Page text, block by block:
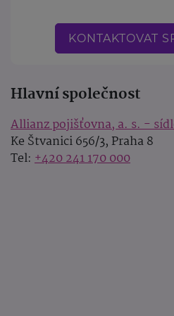
KONTAKTOVAT
Hlavní společnost
Allianz pojišťovna, a. s. -
Ke Štvanici 656/3, Praha 8
Tel: +420 241 170 000